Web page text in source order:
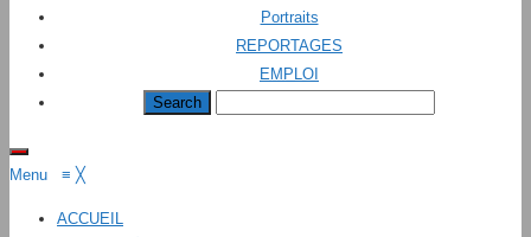
Portraits
REPORTAGES
EMPLOI
Menu ≡ ╳
ACCUEIL